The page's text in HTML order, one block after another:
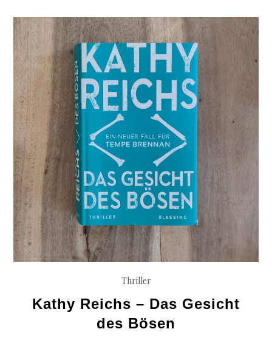
Thriller
Kathy Reichs – Das Gesicht
des Bösen